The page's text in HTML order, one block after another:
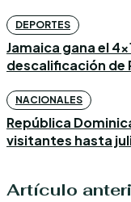
DEPORTES
Jamaica gana el
descalificación de
NACIONALES
República
visitantes hasta
Artículo